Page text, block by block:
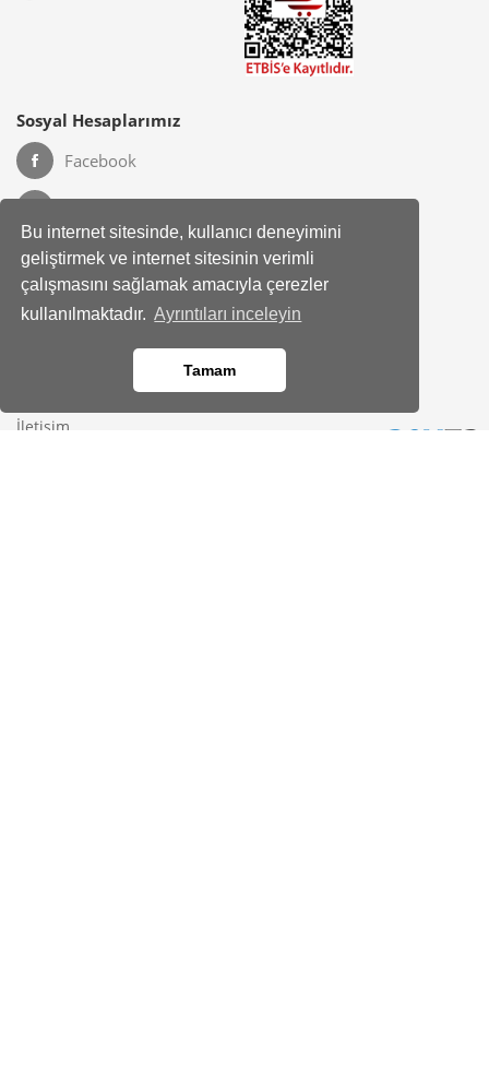
Bu internet sitesinde, kullanıcı deneyimini
geliştirmek ve internet sitesinin verimli
çalışmasını sağlamak amacıyla çerezler
kullanılmaktadır. Ayrıntıları inceleyin
Tamam
Sosyal Hesaplarımız
Facebook
Kurumsal
Hakkımızda
İletişim